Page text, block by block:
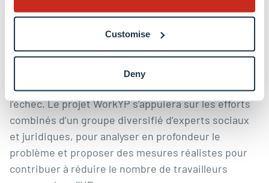
Customise
Deny
millions de citoyens au quotidien. Pour lutter contre
ce problème pressant et concret, nous devons
encourager des partenariats de recherche
paneuropéens et pluridisciplinaires pour trouver
des solutions ; une approche uniforme est vouée à
l’échec. Le projet WorkYP s’appuiera sur les efforts
combinés d’un groupe diversifié d’experts sociaux
et juridiques, pour analyser en profondeur le
problème et proposer des mesures réalistes pour
contribuer à réduire le nombre de travailleurs